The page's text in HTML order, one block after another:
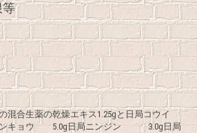
等
混合生薬の乾燥エキス1.25gと日局コウイ
カンキョウ 5.0g日局ニンジン 3.0g日局